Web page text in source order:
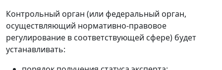
Контрольный орган (или федеральный орган,
осуществляющий нормативно-правовое
регулирование в соответствующей сфере) будет
устанавливать: